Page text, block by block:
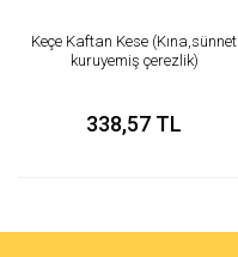
Keçe Kaftan Kese (Kına,sünnet
kuruyemiş çerezlik)
338,57 TL